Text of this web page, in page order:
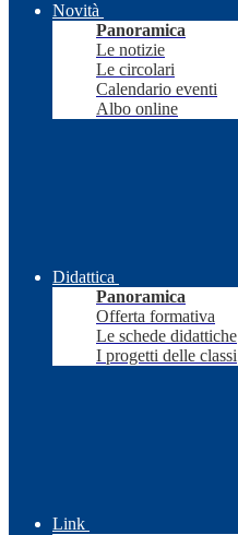
Novità
Panoramica
Le notizie
Le circolari
Calendario eventi
Albo online
Didattica
Panoramica
Offerta formativa
Le schede didattiche
I progetti delle classi
Link